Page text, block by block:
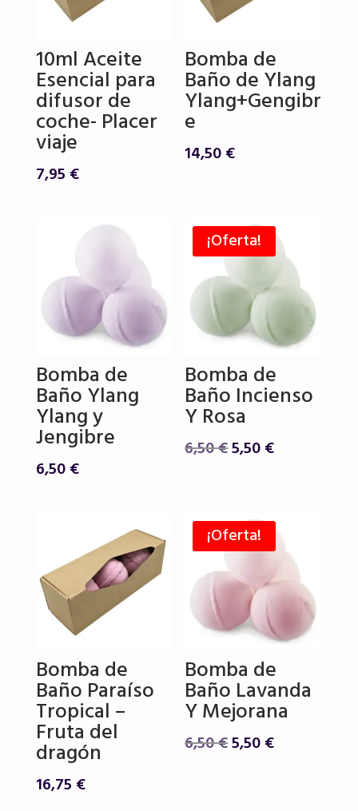
10ml Aceite
Esencial para
difusor de
coche- Placer
viaje
7,95 €
Bomba de
Baño de Ylang
Ylang+Gengibr
e
14,50€
Bomba de
Baño Ylang
Ylang y
Jengibre
6,50€
¡Oferta!
Bomba de
Baño Incienso
Y Rosa
6,50€El
6,50 €.
5,50€El
5,50 €.
Bomba de
Baño Paraíso
Tropical –
Fruta del
dragón
16,75 €
¡Oferta!
Bomba de
Baño Lavanda
Y Mejorana
6,50€El
5,50€El